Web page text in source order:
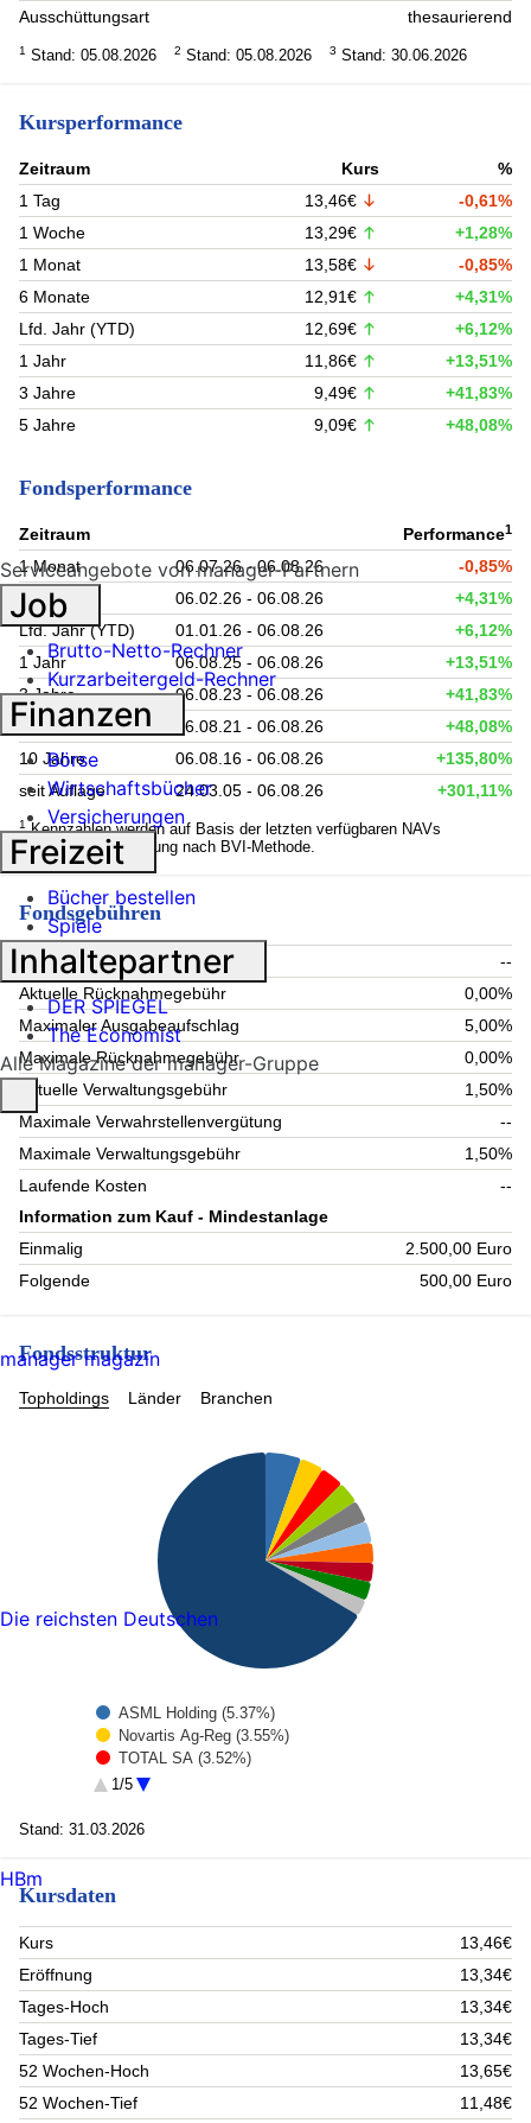
Ausschüttungsart thesaurierend
1 Stand: 05.08.2026 2 Stand: 05.08.2026 3 Stand: 30.06.2026
Kursperformance
Zeitraum Kurs
%
1 Tag
13,46€
-0,61%
1 Woche
13,29€
+1,28%
1 Monat
13,58€
-0,85%
6 Monate
12,91€
+4,31%
Lfd. Jahr (YTD)
12,69€
+6,12%
1 Jahr
11,86€
+13,51%
3 Jahre
9,49€
+41,83%
5 Jahre
9,09€ +48,08%
Fondsperformance
Zeitraum Performance1
1 Monat 06.07.26 - 06.08.26
-0,85%
6 Monate
06.02.26 - 06.08.26
+4,31%
Lfd. Jahr (YTD)
01.01.26 - 06.08.26
+6,12%
1 Jahr
06.08.25 - 06.08.26
+13,51%
3 Jahre
06.08.23 - 06.08.26
+41,83%
5 Jahre
06.08.21 - 06.08.26
+48,08%
10 Jahre
06.08.16 - 06.08.26
+135,80%
seit Auflage
24.03.05 - 06.08.26 +301,11%
1Kennzahlen werden auf Basis der letzten verfügbaren NAVs
berechnet. Berechnung nach BVI-Methode.
Fondsgebühren
Aktueller Ausgabeaufschlag
--
Aktuelle Rücknahmegebühr
0,00%
Maximaler Ausgabeaufschlag
5,00%
Maximale Rücknahmegebühr
0,00%
Aktuelle Verwaltungsgebühr
1,50%
Maximale Verwahrstellenvergütung
--
Maximale Verwaltungsgebühr
1,50%
Laufende Kosten
--
Information zum Kauf - Mindestanlage
Einmalig
2.500,00 Euro
Folgende
500,00 Euro
Fondsstruktur
Topholdings Länder Branchen
ASML Holding (5.37%)
Novartis Ag-Reg (3.55%)
TOTAL SA (3.52%)
Erste Bank NPV (3.32%)
Banco Santander S.A. (3.26%)
1/5
Stand: 31.03.2026
Kursdaten
Kurs
13,46€
Eröffnung
13,34€
Tages-Hoch
13,34€
Tages-Tief
13,34€
52 Wochen-Hoch
13,65€
52 Wochen-Tief
11,48€
Serviceangebote von manager-Partnern
Job
Brutto-Netto-Rechner
Kurzarbeitergeld-Rechner
Finanzen
Börse
Wirtschaftsbücher
Versicherungen
Freizeit
Bücher bestellen
Spiele
Inhaltepartner
DER SPIEGEL
The Economist
Alle Magazine der manager-Gruppe
manager magazin
Die reichsten Deutschen
HBm